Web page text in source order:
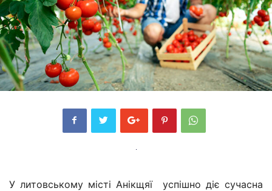
У литовському місті Анікщяї успішно діє сучасна